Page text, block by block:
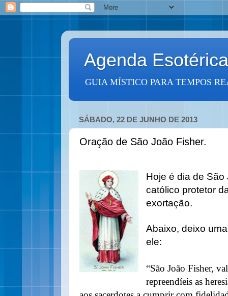
Agenda Esotérica
GUIA MÍSTICO PARA TEMPOS
SÁBADO, 22 DE JUNHO DE 2013
Oração de São João Fisher.
Hoje é dia de
católico protetor
exortação.
Abaixo, deixo
ele:
“São João Fisher,
repreendíeis as